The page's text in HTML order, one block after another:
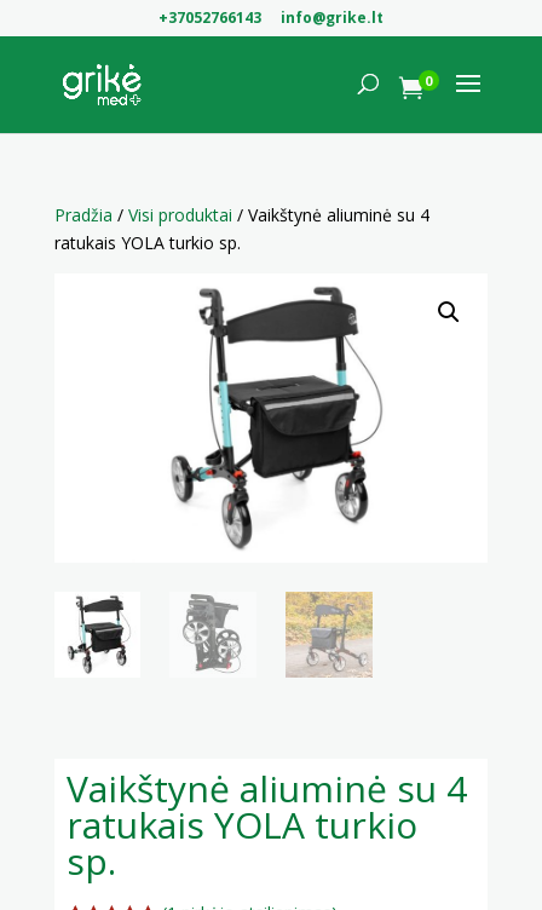
+37052766143 info@grike.lt
0
Pradžia / Visi produktai / Vaikštynė aliuminė su 4
ratukais YOLA turkio sp.
Vaikštynė aliuminė su 4
ratukais YOLA turkio
sp.